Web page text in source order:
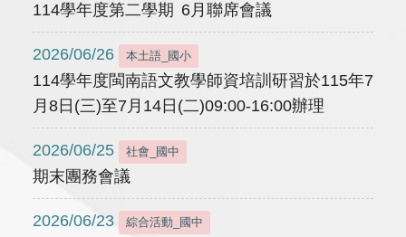
114學年度第二學期 6月聯席會議
2026/06/26 本土語_國小
114學年度閩南語文教學師資培訓研習於115年7
月8日(三)至7月14日(二)09:00-16:00辦理
2026/06/25 社會_國中
期末團務會議
2026/06/23 綜合活動_國中